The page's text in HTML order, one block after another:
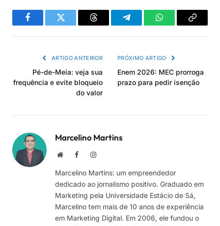
FacebookTwitter Threads TelegramWhatsAppCopiar
ARTIGO ANTERIOR
Pé-de-Meia: veja sua
frequência e evite bloqueio
do valor
PRÓXIMO ARTIGO
Enem 2026: MEC prorroga
prazo para pedir isenção
Marcelino Martins
Site FacebookInstagram
Marcelino Martins: um empreendedor
dedicado ao jornalismo positivo. Graduado em
Marketing pela Universidade Estácio de Sá,
Marcelino tem mais de 10 anos de experiência
em Marketing Digital. Em 2006, ele fundou o